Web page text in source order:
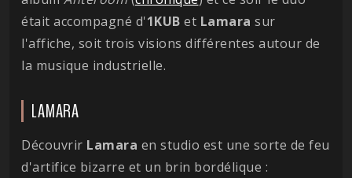
était accompagné d'1KUB et Lamara sur
l'affiche, soit trois visions différentes autour de
la musique industrielle.
LAMARA
Découvrir Lamara en studio est une sorte de feu
d'artifice bizarre et un brin bordélique :